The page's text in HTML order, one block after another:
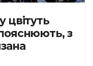
цвітуть
з